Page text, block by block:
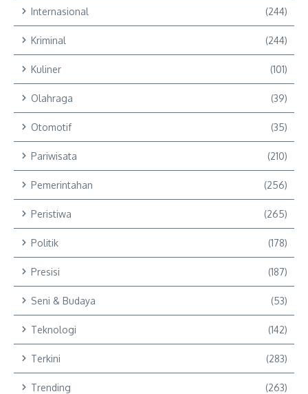
Internasional (244)
Kriminal (244)
Kuliner (101)
Olahraga (39)
Otomotif (35)
Pariwisata (210)
Pemerintahan (256)
Peristiwa (265)
Politik (178)
Presisi (187)
Seni & Budaya (53)
Teknologi (142)
Terkini (283)
Trending (263)